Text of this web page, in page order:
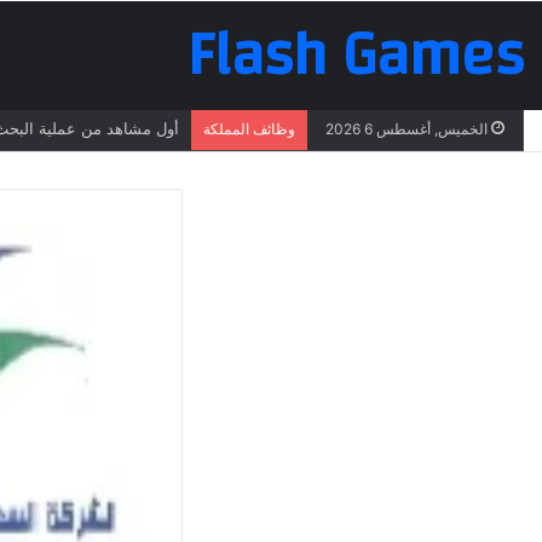
Flash Games
الخميس, أغسطس 6 2026 وظائف المملكة أول مشاهد من عملية البحث